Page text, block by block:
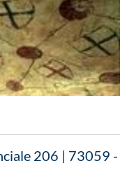
206 | 73059 -